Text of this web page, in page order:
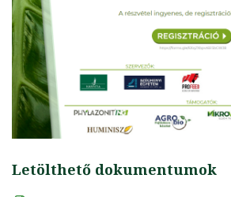
Letölthető dokumentumok